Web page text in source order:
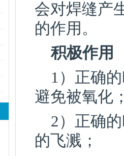
会对焊缝产
的作用。
积极作用
1）正确
避免被氧化
2）正确
的飞溅；